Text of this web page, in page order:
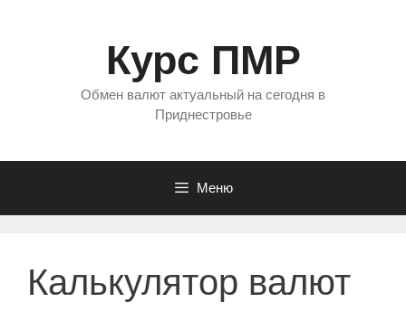
Курс ПМР
Обмен валют актуальный на сегодня в
Приднестровье
Меню
Калькулятор валют